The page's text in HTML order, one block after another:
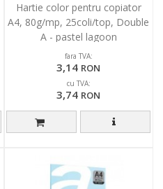
Hartie color pentru copiator
A4, 80g/mp, 25coli/top, Double
A - pastel lagoon
fara TVA:
3,14 RON
cu TVA:
3,74 RON